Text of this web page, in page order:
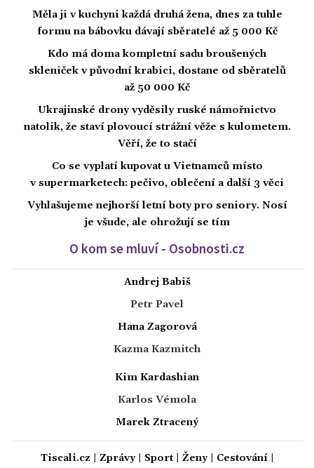
Měla ji v kuchyni každá druhá žena, dnes za tuhle
formu na bábovku dávají sběratelé až 5 000 Kč
Kdo má doma kompletní sadu broušených
skleniček v původní krabici, dostane od sběratelů
až 50 000 Kč
Ukrajinské drony vyděsily ruské námořnictvo
natolik, že staví plovoucí strážní věže s kulometem.
Věří, že to stačí
Co se vyplatí kupovat u Vietnamců místo
v supermarketech: pečivo, oblečení a další 3 věci
Vyhlašujeme nejhorší letní boty pro seniory. Nosí
je všude, ale ohrožují se tím
O kom se mluví - Osobnosti.cz
Andrej Babiš
Petr Pavel
Hana Zagorová
Kazma Kazmitch
Kim Kardashian
Karlos Vémola
Marek Ztracený
Tiscali.cz Zprávy| Sport| Ženy| Cestování|